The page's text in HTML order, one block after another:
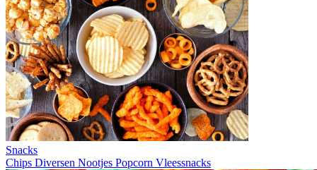
Snacks
Chips Diversen Nootjes Popcorn Vleessnacks